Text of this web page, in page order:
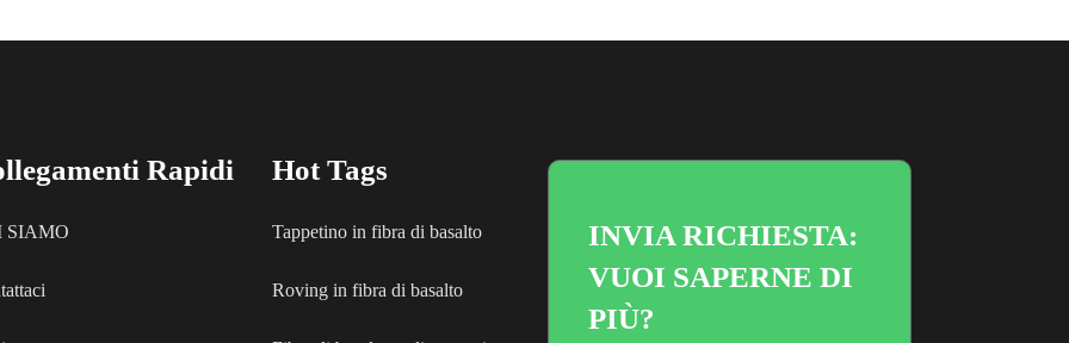
Rapidi
SIAMO
Hot Tags
Tappetino in fibra di basalto
Roving in fibra di basalto
INVIA RICHIESTA:
VUOI SAPERNE DI
PIÙ?